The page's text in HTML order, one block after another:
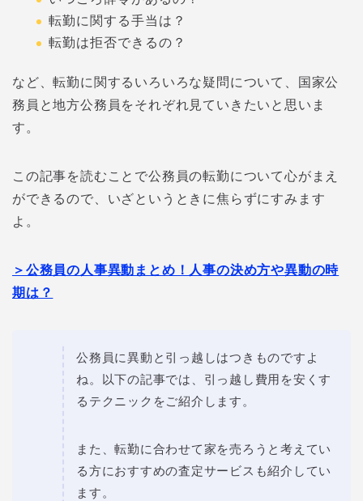
転勤に関する手当は？
転勤は拒否できるの？
など、転勤に関するいろいろな疑問について、国家公
務員と地方公務員をそれぞれ見ていきたいと思いま
す。
この記事を読むことで公務員の転勤について心がまえ
ができるので、いざというときに焦らずにすみます
よ。
＞公務員の人事異動まとめ！人事の決め方や異動の時
期は？
公務員に異動と引っ越しはつきものですよ
ね。以下の記事では、引っ越し費用を安くす
るテクニックをご紹介します。
また、転勤に合わせて家を売ろうと考えてい
る方におすすめの査定サービスも紹介してい
ます。